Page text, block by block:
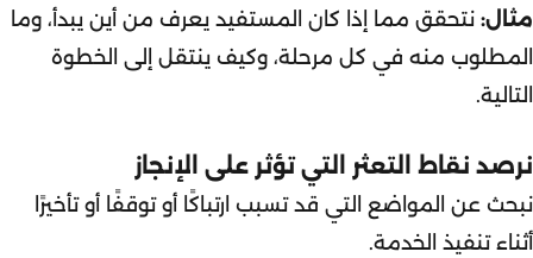
مثال: نتحقق مما إذا كان المستفيد يعرف من أين يبدأ، وما
المطلوب منه في كل مرحلة، وكيف ينتقل إلى الخطوة
التالية.
نرصد نقاط التعثر التي تؤثر على الإنجاز
نبحث عن المواضع التي قد تسبب ارتباكًا أو توقفًا أو تأخيرًا
أثناء تنفيذ الخدمة.